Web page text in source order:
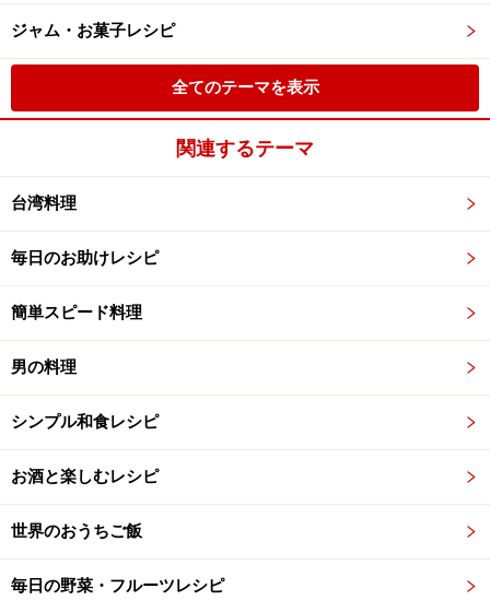
ジャム・お菓子レシピ
全てのテーマを表示
関連するテーマ
台湾料理
毎日のお助けレシピ
簡単スピード料理
男の料理
シンプル和食レシピ
お酒と楽しむレシピ
世界のおうちご飯
毎日の野菜・フルーツレシピ